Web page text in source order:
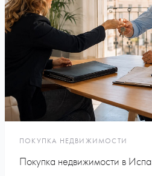
ПОКУПКА НЕДВИЖИМОСТИ
Покупка недвижимости в